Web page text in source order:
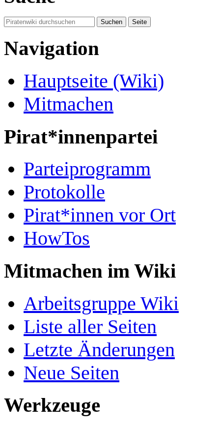
Navigation
Hauptseite (Wiki)
Mitmachen
Pirat*innenpartei
Parteiprogramm
Protokolle
Pirat*innen vor Ort
HowTos
Mitmachen im Wiki
Arbeitsgruppe Wiki
Liste aller Seiten
Letzte Änderungen
Neue Seiten
Werkzeuge